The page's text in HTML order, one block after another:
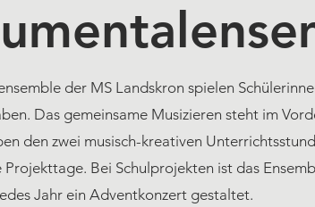
der MS Landskron spielen
Das gemeinsame Musizieren steht im
den zwei musisch-kreativen
Bei Schulprojekten ist das
Jahr ein Adventkonzert gestaltet.